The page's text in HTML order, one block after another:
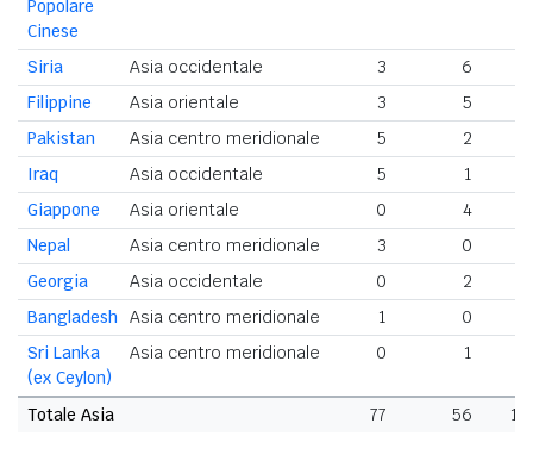
Popolare
Cinese
Siria
Asia occidentale 3 6
Filippine
Asia orientale 3 5
Pakistan
Asia centro meridionale 5 2
Iraq
Asia occidentale 5 1
Giappone
Asia orientale 0 4
Nepal
Asia centro meridionale 3 0
Georgia
Asia occidentale 0 2
Bangladesh
Asia centro meridionale 1 0
Sri Lanka
(ex Ceylon)
Asia centro meridionale 0 1
Totale Asia 77 56